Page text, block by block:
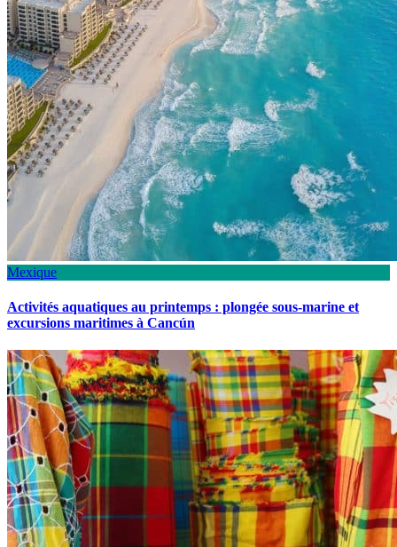
Mexique
Activités aquatiques au printemps : plongée sous-marine et
excursions maritimes à Cancún